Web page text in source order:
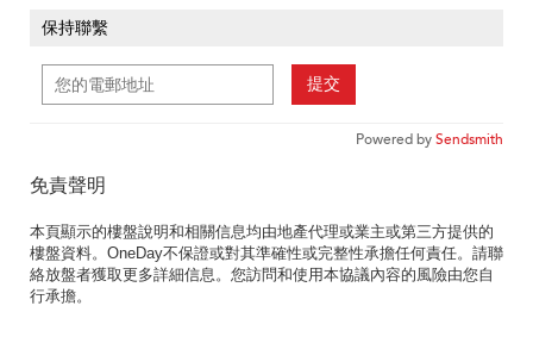
保持聯繫
提交
Powered bySendsmith
免責聲明
本頁顯示的樓盤說明和相關信息均由地產代理或業主或第三方提供的
樓盤資料。OneDay不保證或對其準確性或完整性承擔任何責任。請聯
絡放盤者獲取更多詳細信息。您訪問和使用本協議內容的風險由您自
行承擔。